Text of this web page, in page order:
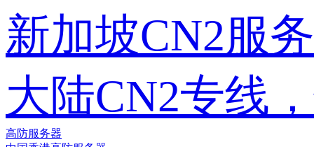
新加坡CN2服
大陆CN2专线
高防服务器